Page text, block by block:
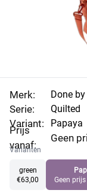
Merk:
Serie:
Variant:
Prijs
vanaf:
Done
Quilted
Papaya
Geen
Varianten
green
€63,00
Geen